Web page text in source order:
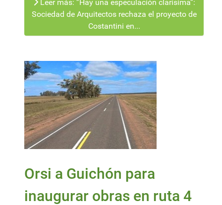
Leer más: ”Hay una especulación clarísima”:
Sociedad de Arquitectos rechaza el proyecto de
Costantini en...
Orsi a Guichón para
inaugurar obras en ruta 4